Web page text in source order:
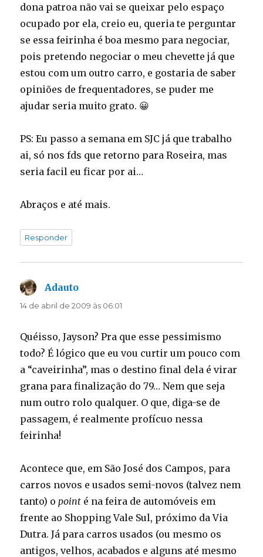
dona patroa não vai se queixar pelo espaço
ocupado por ela, creio eu, queria te perguntar
se essa feirinha é boa mesmo para negociar,
pois pretendo negociar o meu chevette já que
estou com um outro carro, e gostaria de saber
opiniões de frequentadores, se puder me
ajudar seria muito grato. 😀
PS: Eu passo a semana em SJC já que trabalho
ai, só nos fds que retorno para Roseira, mas
seria facil eu ficar por ai…
Abraços e até mais.
Responder
Adauto
14 de abril de 2009 às 06:01
Quéisso, Jayson? Pra que esse pessimismo
todo? É lógico que eu vou curtir um pouco com
a “caveirinha”, mas o destino final dela é virar
grana para finalização do 79… Nem que seja
num outro rolo qualquer. O que, diga-se de
passagem, é realmente profícuo nessa
feirinha!
Acontece que, em São José dos Campos, para
carros novos e usados semi-novos (talvez nem
tanto) o point é na feira de automóveis em
frente ao Shopping Vale Sul, próximo da Via
Dutra. Já para carros usados (ou mesmo os
antigos, velhos, acabados e alguns até mesmo